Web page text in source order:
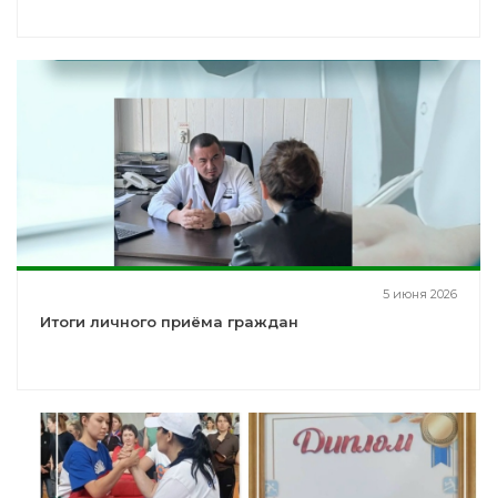
5 июня 2026
Итоги личного приёма граждан